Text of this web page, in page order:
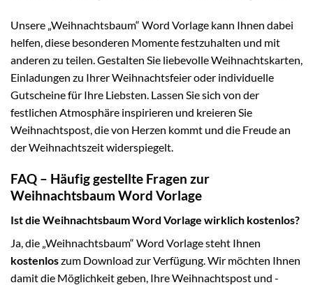
Unsere „Weihnachtsbaum“ Word Vorlage kann Ihnen dabei
helfen, diese besonderen Momente festzuhalten und mit
anderen zu teilen. Gestalten Sie liebevolle Weihnachtskarten,
Einladungen zu Ihrer Weihnachtsfeier oder individuelle
Gutscheine für Ihre Liebsten. Lassen Sie sich von der
festlichen Atmosphäre inspirieren und kreieren Sie
Weihnachtspost, die von Herzen kommt und die Freude an
der Weihnachtszeit widerspiegelt.
FAQ – Häufig gestellte Fragen zur
Weihnachtsbaum Word Vorlage
Ist die Weihnachtsbaum Word Vorlage wirklich kostenlos?
Ja, die „Weihnachtsbaum“ Word Vorlage steht Ihnen
kostenloszum Download zur Verfügung. Wir möchten Ihnen
damit die Möglichkeit geben, Ihre Weihnachtspost und -